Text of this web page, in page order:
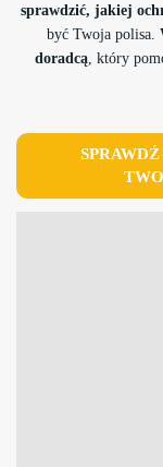
sprawdzić, jakiej
być Twoja polisa.
doradcą, który